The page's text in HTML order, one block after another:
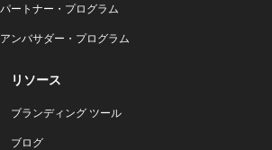
パートナー・プログラム
アンバサダー・プログラム
リソース
ブランディング ツール
ブログ